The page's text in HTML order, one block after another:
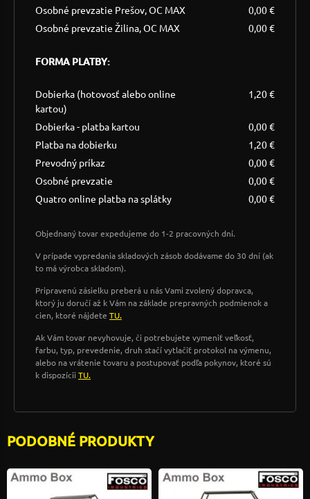
Osobné prevzatie Prešov, OC MAX
0,00 €
Osobné prevzatie Žilina, OC MAX
0,00 €
FORMA PLATBY:
Dobierka (hotovosť alebo online
kartou)
1,20 €
Dobierka - platba kartou
0,00 €
Platba na dobierku
1,20 €
Prevodný príkaz
0,00 €
Osobné prevzatie
0,00 €
Quatro online platba na splátky
0,00 €
Objednaný tovar expedujeme do 1-2 pracovných dní.
V prípade vypredania skladových zásob dodávame do 30 dní (ak
to má výrobca skladom).
Pripravenú zásielku preberá u nás Vami zvolený dopravca,
ktorý ju doručí až k Vám na základe prepravných podmienok a
cien, ktoré nájdete TU.
Ak Vám tovar nevyhovuje, či potrebujete vymeniť veľkosť,
farbu, typ, prevedenie, druh stačí vytlačiť protokol na výmenu,
alebo na vrátenie tovaru a postupovať podľa pokynov, ktoré sú
k dispozícii TU.
PODOBNÉ PRODUKTY